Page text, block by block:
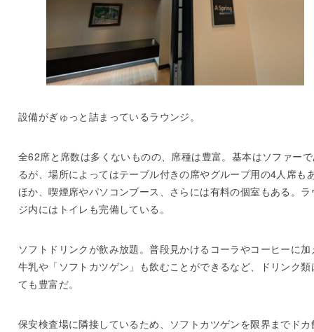
設備がぎゅっと詰まっているラウンジ。
全62席と席数は多くないものの、席種は豊富。基本はソファー
るが、場所によってはテーブル付きの席やグループ用の4人席も
ほか、喫煙席やパソコンブース、さらには有料の個室もある。ラ
ジ内にはトイレも完備している。
ソフトドリンクが飲み放題。普段見かけるコーラやコーヒーに加
牛乳や「ソフトカツゲン」も飲むことができるなど、ドリンク類
ても豊富だ。
保安検査場に隣接しているため、ソフトカツゲンを限界までドカ